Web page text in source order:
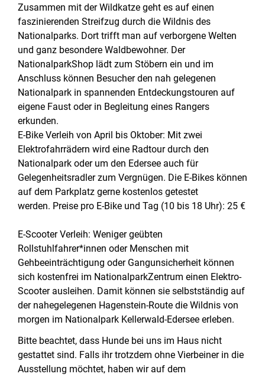
Zusammen mit der Wildkatze geht es auf einen
faszinierenden Streifzug durch die Wildnis des
Nationalparks. Dort trifft man auf verborgene Welten
und ganz besondere Waldbewohner. Der
NationalparkShop lädt zum Stöbern ein und im
Anschluss können Besucher den nah gelegenen
Nationalpark in spannenden Entdeckungstouren auf
eigene Faust oder in Begleitung eines Rangers
erkunden.
E-Bike Verleih von April bis Oktober: Mit zwei
Elektrofahrrädern wird eine Radtour durch den
Nationalpark oder um den Edersee auch für
Gelegenheitsradler zum Vergnügen. Die E-Bikes können
auf dem Parkplatz gerne kostenlos getestet
werden. Preise pro E-Bike und Tag (10 bis 18 Uhr): 25 €
E-Scooter Verleih: Weniger geübten
Rollstuhlfahrer*innen oder Menschen mit
Gehbeeinträchtigung oder Gangunsicherheit können
sich kostenfrei im NationalparkZentrum einen Elektro-
Scooter ausleihen. Damit können sie selbstständig auf
der nahegelegenen Hagenstein-Route die Wildnis von
morgen im Nationalpark Kellerwald-Edersee erleben.
Bitte beachtet, dass Hunde bei uns im Haus nicht
gestattet sind. Falls ihr trotzdem ohne Vierbeiner in die
Ausstellung möchtet, haben wir auf dem